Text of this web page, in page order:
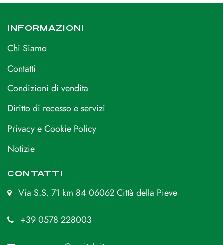
INFORMAZIONI
Chi Siamo
Contatti
Condizioni di vendita
Diritto di recesso e servizi
Privacy e Cookie Policy
Notizie
CONTATTI
Via S.S. 71 km 84 06062 Città della Pieve
+39 0578 228003